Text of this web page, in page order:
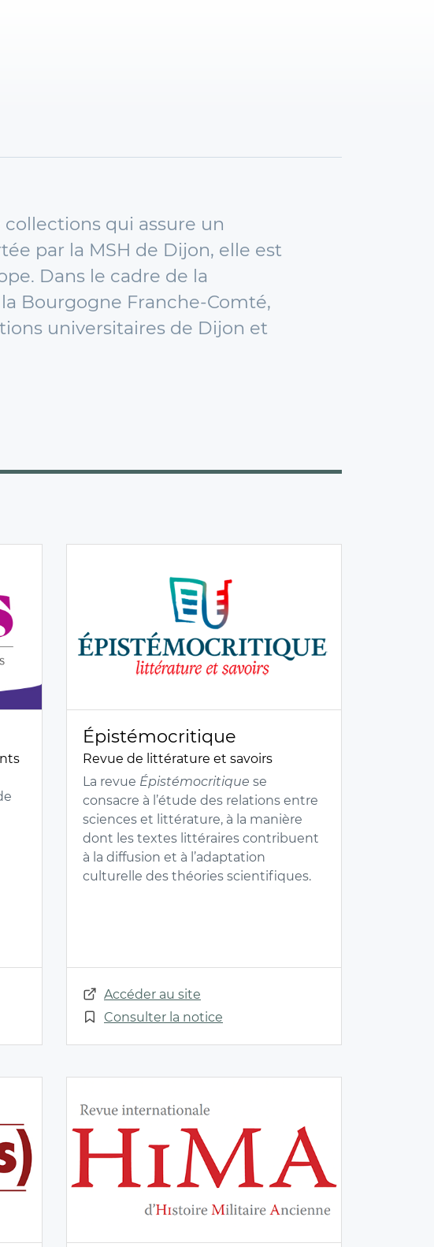
qui assure un
par la MSH de Dijon, elle est
Dans le cadre de la
Bourgogne Franche-Comté,
universitaires de Dijon et
Épistémocritique
Revue de littérature et savoirs
La revue Épistémocritique se
consacre à l’étude des relations entre
sciences et littérature, à la manière
dont les textes littéraires contribuent
à la diffusion et à l’adaptation
culturelle des théories scientifiques.
Accéder au site
Consulter la notice